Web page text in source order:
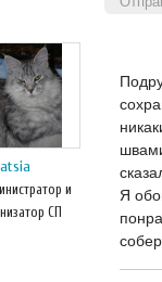
и
СП
Я